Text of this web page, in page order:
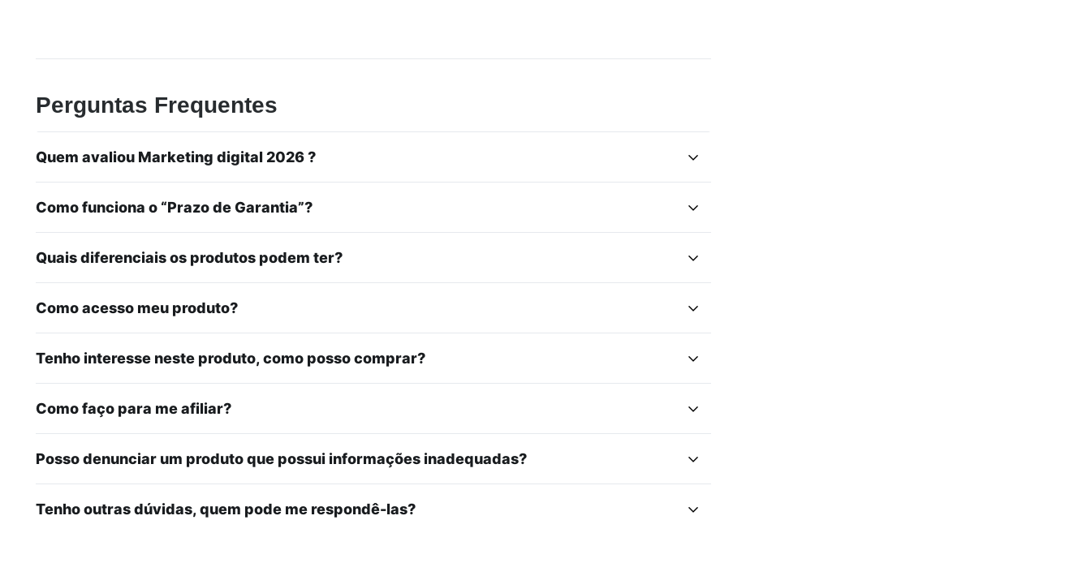
Perguntas Frequentes
Quem avaliou Marketing digital 2026 ?
Como funciona o “Prazo de Garantia”?
Quais diferenciais os produtos podem ter?
Como acesso meu produto?
Tenho interesse neste produto, como posso comprar?
Como faço para me afiliar?
Posso denunciar um produto que possui informações inadequadas?
Tenho outras dúvidas, quem pode me respondê-las?